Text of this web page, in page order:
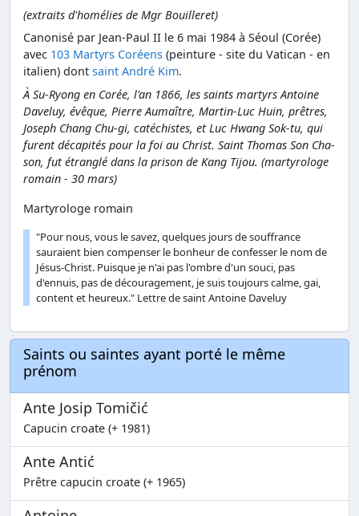
(extraits d'homélies de Mgr Bouilleret)
Canonisé par Jean-Paul II le 6 mai 1984 à Séoul (Corée)
avec 103 Martyrs Coréens (peinture - site du Vatican - en
italien) dont saint André Kim.
À Su-Ryong en Corée, l'an 1866, les saints martyrs Antoine
Daveluy, évêque, Pierre Aumaître, Martin-Luc Huin, prêtres,
Joseph Chang Chu-gi, catéchistes, et Luc Hwang Sok-tu, qui
furent décapités pour la foi au Christ. Saint Thomas Son Cha-
son, fut étranglé dans la prison de Kang Tijou. (martyrologe
romain - 30 mars)
Martyrologe romain
"Pour nous, vous le savez, quelques jours de souffrance
sauraient bien compenser le bonheur de confesser le nom de
Jésus-Christ. Puisque je n'ai pas l'ombre d'un souci, pas
d'ennuis, pas de découragement, je suis toujours calme, gai,
content et heureux." Lettre de saint Antoine Daveluy
Saints ou saintes ayant porté le même
prénom
Ante Josip Tomičić
Capucin croate (+ 1981)
Ante Antić
Prêtre capucin croate (+ 1965)